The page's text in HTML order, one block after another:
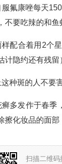
氟康唑每天
不要吃辣的和
配合着用2个
计隐约还有残
种斑的人不要
多发作于春季
擦化妆品的面部
扫描二维码